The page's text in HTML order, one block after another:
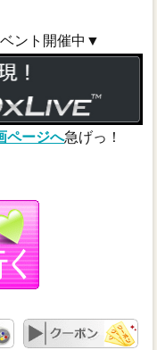
ント開催中▼
ページへ急げっ！